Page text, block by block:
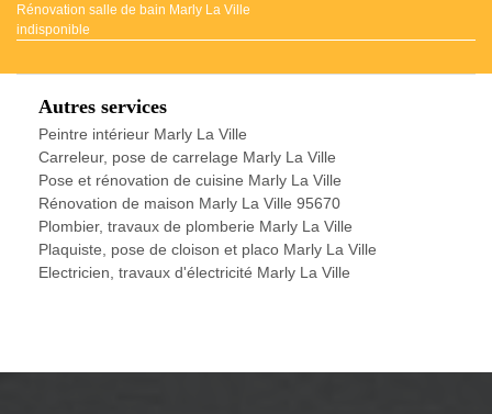
Rénovation salle de bain Marly La Ville
indisponible
Autres services
Peintre intérieur Marly La Ville
Carreleur, pose de carrelage Marly La Ville
Pose et rénovation de cuisine Marly La Ville
Rénovation de maison Marly La Ville 95670
Plombier, travaux de plomberie Marly La Ville
Plaquiste, pose de cloison et placo Marly La Ville
Electricien, travaux d'électricité Marly La Ville